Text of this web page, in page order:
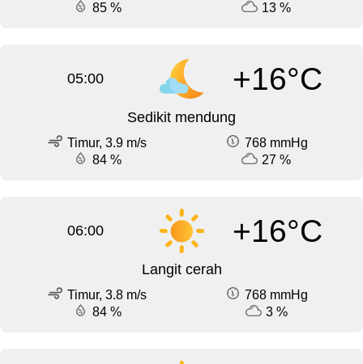
85 %
13 %
05:00 +16°C
Sedikit mendung
Timur, 3.9 m/s
768 mmHg
84 %
27 %
06:00 +16°C
Langit cerah
Timur, 3.8 m/s
768 mmHg
84 %
3 %